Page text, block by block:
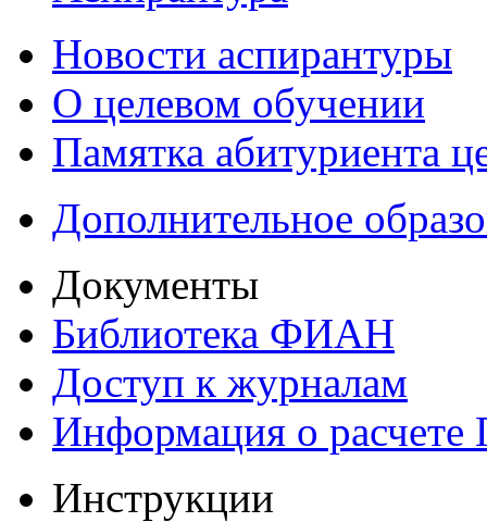
Новости аспирантуры
О целевом обучении
Памятка абитуриента
Дополнительное
Документы
Библиотека ФИАН
Доступ к журналам
Информация о
Инструкции